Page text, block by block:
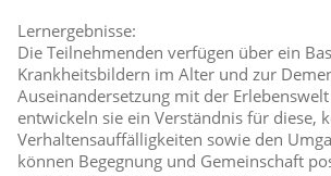
Lernergebnisse:
Die Teilnehmenden verfügen über ein
Krankheitsbildern im Alter und zur
Auseinandersetzung mit der
entwickeln sie ein Verständnis für diese,
Verhaltensauffälligkeiten sowie den
können Begegnung und Gemeinschaft